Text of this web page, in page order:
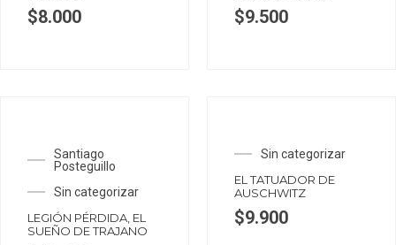
$8.000 $9.500
Santiago
Posteguillo
Sin categorizar
LEGIÓN PÉRDIDA, EL
SUEÑO DE TRAJANO
Sin categorizar
EL TATUADOR DE
AUSCHWITZ
$9.900